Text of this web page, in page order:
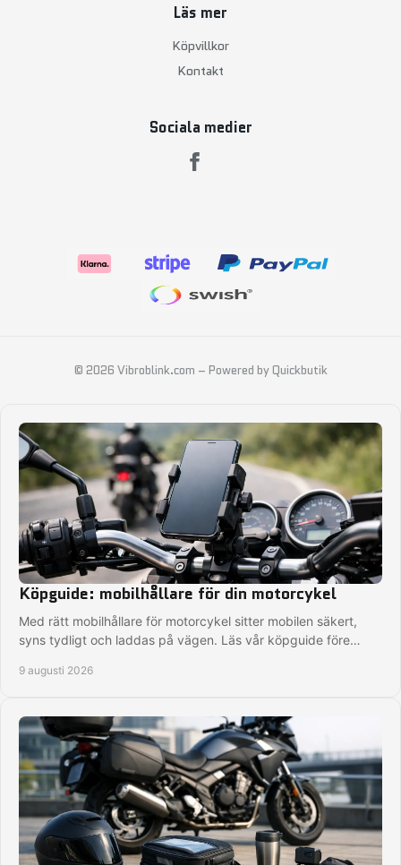
Läs mer
Köpvillkor
Kontakt
Sociala medier
© 2026 Vibroblink.com – Powered by Quickbutik
Köpguide: mobilhållare för din motorcykel
Med rätt mobilhållare för motorcykel sitter mobilen säkert,
syns tydligt och laddas på vägen. Läs vår köpguide före
9 augusti 2026